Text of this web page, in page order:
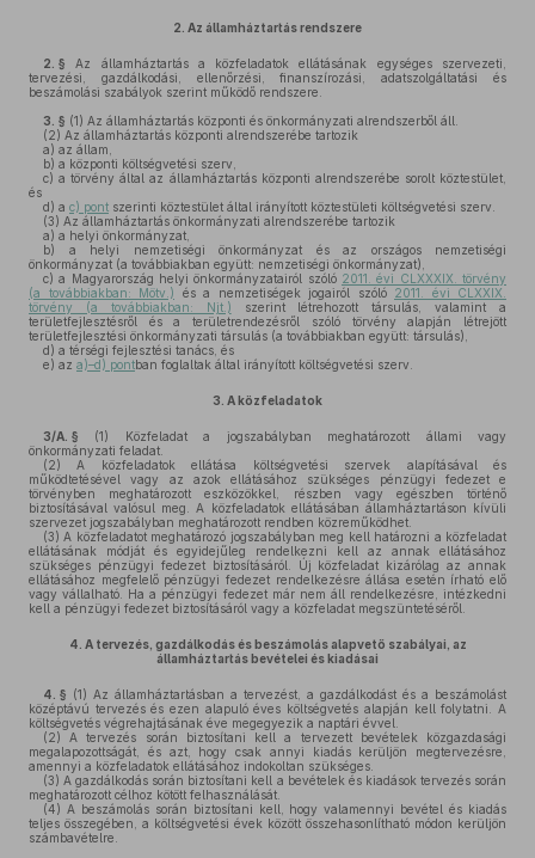
2. Az államháztartás rendszere
2. § Az államháztartás a közfeladatok ellátásának egységes szervezeti,
tervezési, gazdálkodási, ellenőrzési, finanszírozási, adatszolgáltatási és
beszámolási szabályok szerint működő rendszere.
3. § (1) Az államháztartás központi és önkormányzati alrendszerből áll.
(2) Az államháztartás központi alrendszerébe tartozik
a) az állam,
b) a központi költségvetési szerv,
c) a törvény által az államháztartás központi alrendszerébe sorolt köztestület,
és
d) a c) pont szerinti köztestület által irányított köztestületi költségvetési szerv.
(3) Az államháztartás önkormányzati alrendszerébe tartozik
a) a helyi önkormányzat,
b) a helyi nemzetiségi önkormányzat és az országos nemzetiségi
önkormányzat (a továbbiakban együtt: nemzetiségi önkormányzat),
c) a Magyarország helyi önkormányzatairól szóló 2011. évi CLXXXIX. törvény
(a továbbiakban: Mötv.) és a nemzetiségek jogairól szóló 2011. évi CLXXIX.
törvény (a továbbiakban: Njt.) szerint létrehozott társulás, valamint a
területfejlesztésről és a területrendezésről szóló törvény alapján létrejött
területfejlesztési önkormányzati társulás (a továbbiakban együtt: társulás),
d) a térségi fejlesztési tanács, és
e) az a)–d) pontban foglaltak által irányított költségvetési szerv.
3. A közfeladatok
3/A. § (1)
Közfeladat a jogszabályban meghatározott állami vagy
önkormányzati feladat.
(2) A közfeladatok ellátása költségvetési szervek alapításával és
működtetésével vagy az azok ellátásához szükséges pénzügyi fedezet e
törvényben meghatározott eszközökkel, részben vagy egészben történő
biztosításával valósul meg. A közfeladatok ellátásában államháztartáson kívüli
szervezet jogszabályban meghatározott rendben közreműködhet.
(3) A közfeladatot meghatározó jogszabályban meg kell határozni a közfeladat
ellátásának módját és egyidejűleg rendelkezni kell az annak ellátásához
szükséges pénzügyi fedezet biztosításáról. Új közfeladat kizárólag az annak
ellátásához megfelelő pénzügyi fedezet rendelkezésre állása esetén írható elő
vagy vállalható. Ha a pénzügyi fedezet már nem áll rendelkezésre, intézkedni
kell a pénzügyi fedezet biztosításáról vagy a közfeladat megszüntetéséről.
4. A tervezés, gazdálkodás és beszámolás alapvető szabályai, az
államháztartás bevételei és kiadásai
4. § (1) Az államháztartásban a tervezést, a gazdálkodást és a beszámolást
középtávú tervezés és ezen alapuló éves költségvetés alapján kell folytatni. A
költségvetés végrehajtásának éve megegyezik a naptári évvel.
(2) A tervezés során biztosítani kell a tervezett bevételek közgazdasági
megalapozottságát, és azt, hogy csak annyi kiadás kerüljön megtervezésre,
amennyi a közfeladatok ellátásához indokoltan szükséges.
(3) A gazdálkodás során biztosítani kell a bevételek és kiadások tervezés során
meghatározott célhoz kötött felhasználását.
(4) A beszámolás során biztosítani kell, hogy valamennyi bevétel és kiadás
teljes összegében, a költségvetési évek között összehasonlítható módon kerüljön
számbavételre.